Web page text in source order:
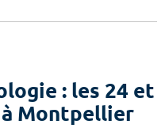
: les 24 et
à Montpellier